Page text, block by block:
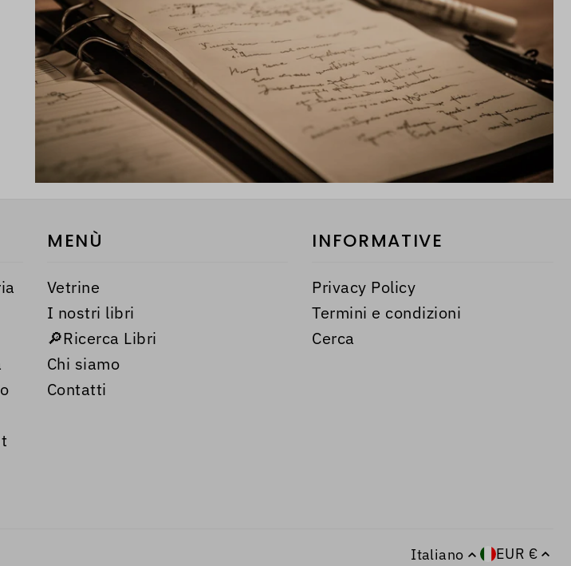
MENÙ
Vetrine
I nostri libri
🔎Ricerca Libri
Chi siamo
Contatti
INFORMATIVE
Privacy Policy
Termini e condizioni
Cerca
Italiano EUR €